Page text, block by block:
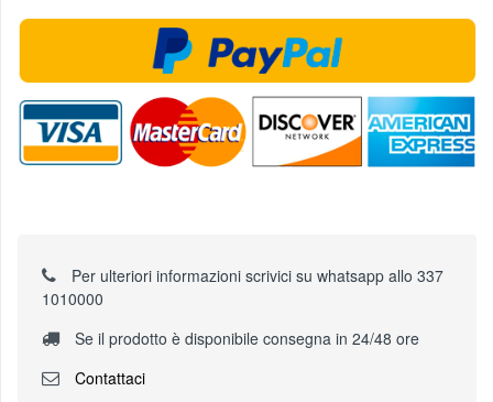
Per ulteriori informazioni scrivici su whatsapp allo 337
1010000
Se il prodotto è disponibile consegna in 24/48 ore
Contattaci